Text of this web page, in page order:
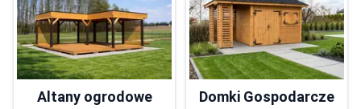
Altany ogrodowe
Domki Gospodarcze